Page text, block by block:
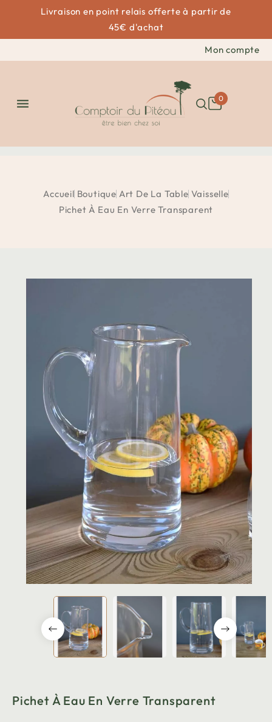
Livraison en point relais offerte à partir de
45€ d'achat
Mon compte
 0
Accueil Boutique Art De La Table Vaisselle
Pichet À Eau En Verre Transparent
Pichet À Eau En Verre Transparent